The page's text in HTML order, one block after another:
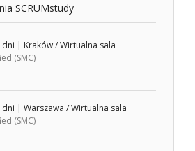
SCRUMstudy
dni | Kraków / Wirtualna sala
(SMC)
dni | Warszawa / Wirtualna sala
(SMC)